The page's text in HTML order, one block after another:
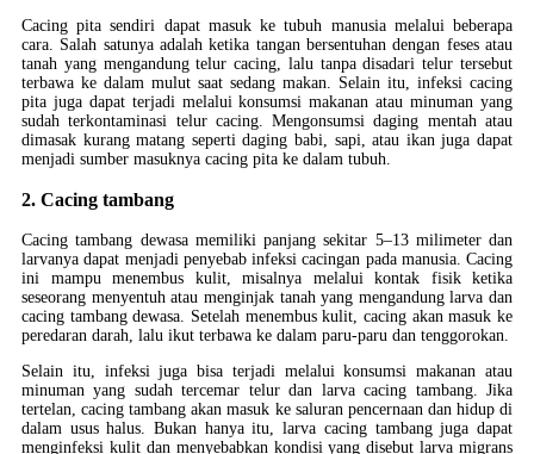
Cacing pita sendiri dapat masuk ke tubuh manusia melalui beberapa
cara. Salah satunya adalah ketika tangan bersentuhan dengan feses atau
tanah yang mengandung telur cacing, lalu tanpa disadari telur tersebut
terbawa ke dalam mulut saat sedang makan. Selain itu, infeksi cacing
pita juga dapat terjadi melalui konsumsi makanan atau minuman yang
sudah terkontaminasi telur cacing. Mengonsumsi daging mentah atau
dimasak kurang matang seperti daging babi, sapi, atau ikan juga dapat
menjadi sumber masuknya cacing pita ke dalam tubuh.
2. Cacing tambang
Cacing tambang dewasa memiliki panjang sekitar 5–13 milimeter dan
larvanya dapat menjadi penyebab infeksi cacingan pada manusia. Cacing
ini mampu menembus kulit, misalnya melalui kontak fisik ketika
seseorang menyentuh atau menginjak tanah yang mengandung larva dan
cacing tambang dewasa. Setelah menembus kulit, cacing akan masuk ke
peredaran darah, lalu ikut terbawa ke dalam paru-paru dan tenggorokan.
Selain itu, infeksi juga bisa terjadi melalui konsumsi makanan atau
minuman yang sudah tercemar telur dan larva cacing tambang. Jika
tertelan, cacing tambang akan masuk ke saluran pencernaan dan hidup di
dalam usus halus. Bukan hanya itu, larva cacing tambang juga dapat
menginfeksi kulit dan menyebabkan kondisi yang disebut larva migrans